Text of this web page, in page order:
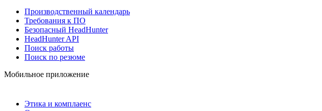
Производственный календарь
Требования к ПО
Безопасный HeadHunter
HeadHunter API
Поиск работы
Поиск по резюме
Мобильное приложение
Этика и комплаенс